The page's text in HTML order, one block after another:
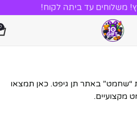
משלוחים עד ביתה לקוח!
“שחמט” באתר תן גיפט. כאן תמצאו
מקצועיים.